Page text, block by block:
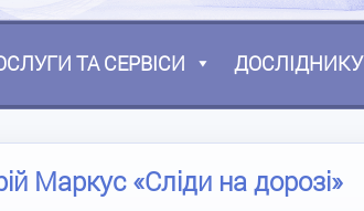
ТА СЕРВІСИ ДОСЛІДНИКУ
Маркус «Сліди на дорозі»